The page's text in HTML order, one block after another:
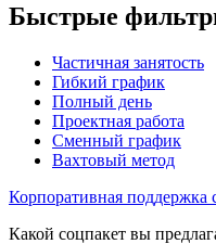
Быстрые
Частичная занятость
Гибкий график
Полный день
Проектная работа
Сменный график
Вахтовый метод
Корпоративная поддержка
Какой соцпакет вы